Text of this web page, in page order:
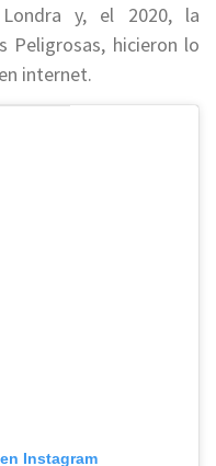
y, el 2020, la
Peligrosas, hicieron lo
internet.
Instagram